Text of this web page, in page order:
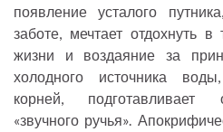
появление усталого
заботе, мечтает отдохнуть
жизни и воздаяние за
холодного источника
корней, подготавливает
«звучного ручья».